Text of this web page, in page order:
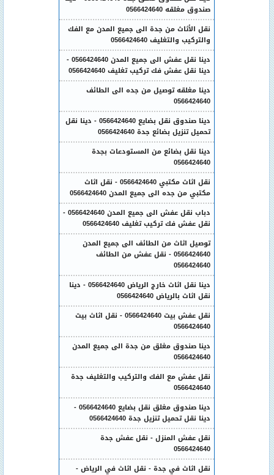
صندوق مغلقه 0566424640
نقل الأثاث من جدة الى جميع المدن مع الفك
والتركيب والتغليف 0566424640
دينا نقل عفش الى جميع المدن 0566424640 -
دينا نقل عفش فك تركيب تغليف 0566424640
دينا مغلقه توصيل من جده الى الطائف
0566424640
دينا صندوق نقل بضايع 0566424640 - دينا نقل
تحميل تنزيل بضائع جدة 0566424640
دينا نقل بضائع من المستودعات بجدة
0566424640
نقل اثاث مكتبي 0566424640 - نقل اثاث
مكتبي من جده الى جميع المدن 0566424640
دباب نقل عفش الى جميع المدن 0566424640 -
نقل عفش فك تركيب تغليف 0566424640
توصيل اثاث من الطائف الى جميع المدن
0566424640 - نقل عفش من الطائف
0566424640
دينا نقل اثاث خارج الرياض 0566424640 - دينا
نقل اثاث بالرياض 0566424640
نقل عفش بيت 0566424640 - نقل اثاث بيت
0566424640
دينا صندوق مغلق من جدة الى جميع المدن
0566424640
نقل عفش مع الفك والتركيب والتغليف جدة
0566424640
دينا صندوق مغلق نقل بضايع 0566424640 -
دينا نقل تحميل تنزيل جدة 0566424640
نقل عفش المنزل - نقل عفش جدة
0566424640
نقل اثاث في جدة - نقل اثاث في الرياض -